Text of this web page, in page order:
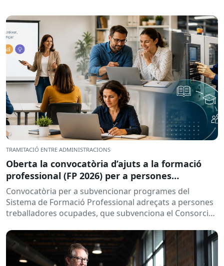
TRAMITACIÓ ENTRE ADMINISTRACIONS
Oberta la convocatòria d’ajuts a la formació
professional (FP 2026) per a persones
treballadores ocupades
Convocatòria per a subvencionar programes del
Sistema de Formació Professional adreçats a persones
treballadores ocupades, que subvenciona el Consorci